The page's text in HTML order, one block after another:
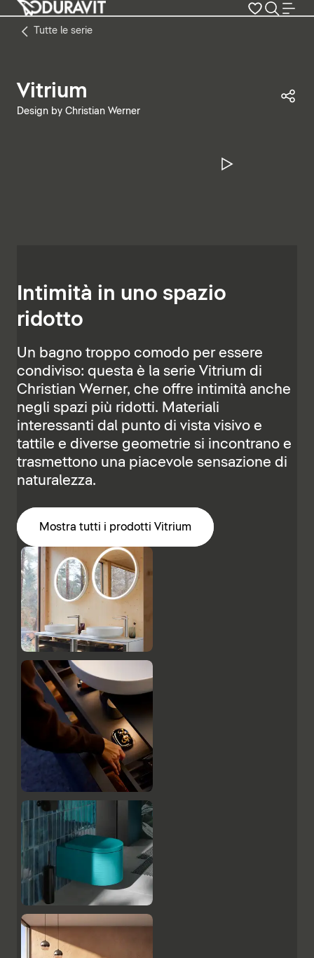
Tutte le serie
Vitrium
Design by Christian Werner
Metti in
Intimità in uno spazio
ridotto
Un bagno troppo comodo per essere
condiviso: questa è la serie Vitrium di
Christian Werner, che offre intimità anche
negli spazi più ridotti. Materiali
interessanti dal punto di vista visivo e
tattile e diverse geometrie si incontrano e
trasmettono una piacevole sensazione di
naturalezza.
Mostra tutti i prodotti Vitrium